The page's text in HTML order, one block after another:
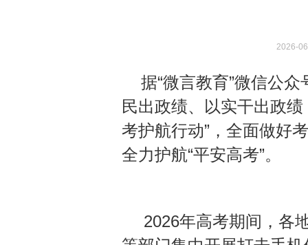
2026-
据“微言教育”微信公
民出政绩、以实干出政
考护航行动”，全面做好
全力护航“平安高考”。
2026年高考期间，各